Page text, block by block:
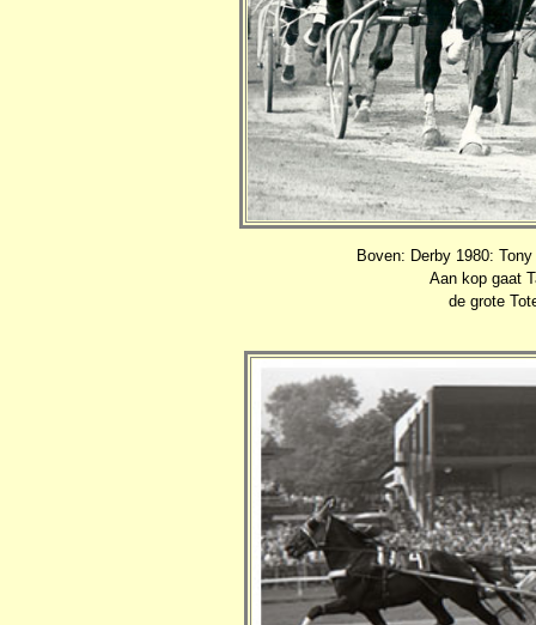
Boven: Derby 1980:
Aan kop gaat
de grote